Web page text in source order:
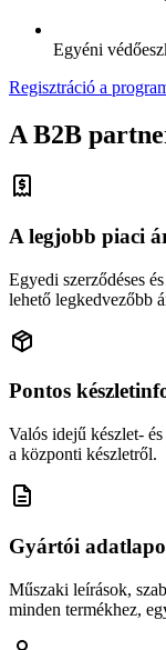
Egyéni
Regisztráció a
A B2B
A legjobb piaci
Egyedi szerződéses
lehető legkedvezőbb
Pontos
Valós idejű készlet-
a központi készletről.
Gyártói
Műszaki leírások,
minden termékhez,